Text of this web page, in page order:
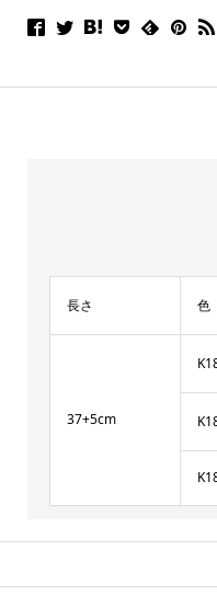
長さ 色
37+5cm